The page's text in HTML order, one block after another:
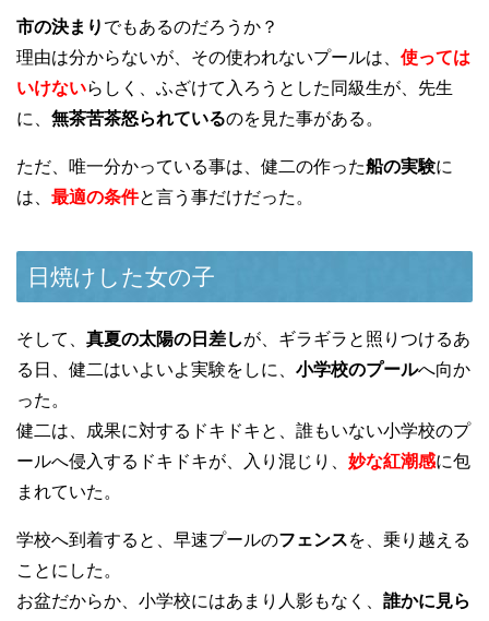
市の決まり でもあるのだろうか？
理由は分からないが、その使われないプールは、 使っては
いけないらしく、ふざけて入ろうとした同級生が、先生
に、 無茶苦茶怒られているのを見た事がある。
ただ、唯一分かっている事は、健二の作った船の実験に
は、 最適の条件と言う事だけだった。
日焼けした女の子
そして、 真夏の太陽の日差しが、ギラギラと照りつけるあ
る日、健二はいよいよ実験をしに、 小学校のプールへ向か
った。
健二は、成果に対するドキドキと、誰もいない小学校のプ
ールへ侵入するドキドキが、入り混じり、 妙な紅潮感に包
まれていた。
学校へ到着すると、早速プールのフェンスを、乗り越える
ことにした。
お盆だからか、小学校にはあまり人影もなく、 誰かに見ら